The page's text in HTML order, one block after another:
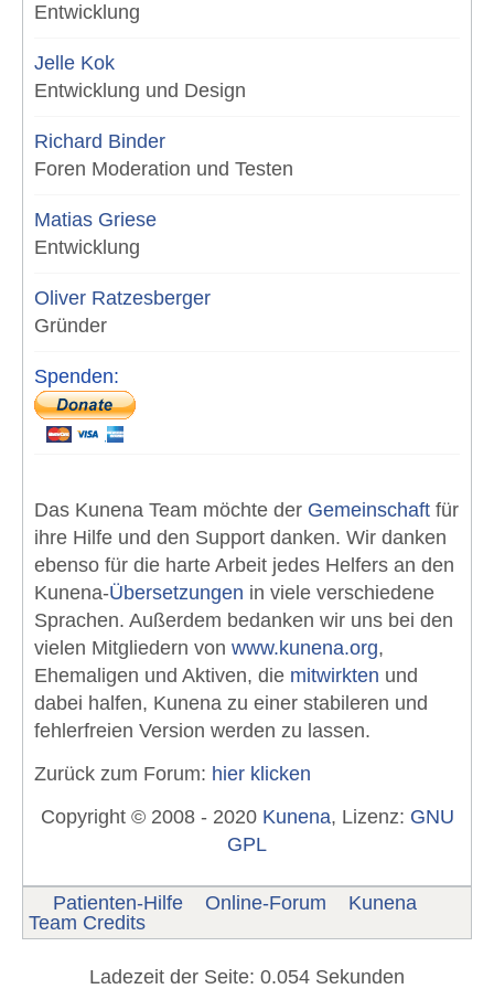
Entwicklung
Jelle Kok
Entwicklung und Design
Richard Binder
Foren Moderation und Testen
Matias Griese
Entwicklung
Oliver Ratzesberger
Gründer
Spenden:
Das Kunena Team möchte der Gemeinschaft für
ihre Hilfe und den Support danken. Wir danken
ebenso für die harte Arbeit jedes Helfers an den
Kunena-Übersetzungen in viele verschiedene
Sprachen. Außerdem bedanken wir uns bei den
vielen Mitgliedern von www.kunena.org,
Ehemaligen und Aktiven, die mitwirkten und
dabei halfen, Kunena zu einer stabileren und
fehlerfreien Version werden zu lassen.
Zurück zum Forum: hier klicken
Copyright © 2008 - 2020 Kunena, Lizenz: GNU
GPL
Patienten-Hilfe Online-Forum
Kunena
Team Credits
Ladezeit der Seite: 0.054 Sekunden